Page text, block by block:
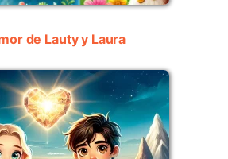
de Lauty y Laura